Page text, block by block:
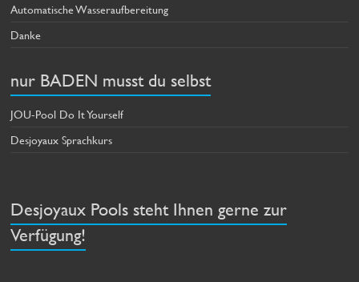
Automatische Wasseraufbereitung
Danke
nur BADEN musst du selbst
JOU-Pool Do It Yourself
Desjoyaux Sprachkurs
Desjoyaux Pools steht Ihnen gerne zur
Verfügung!